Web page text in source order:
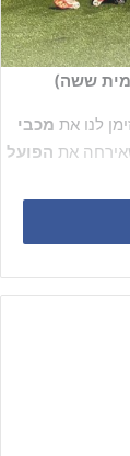
ששה)
מכבי
את הפועל